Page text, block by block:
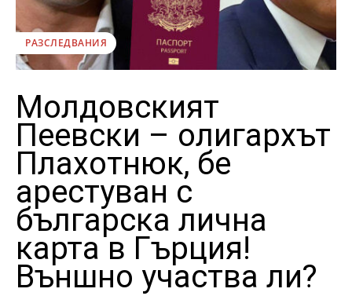
РАЗСЛЕДВАНИЯ
Молдовският
Пеевски – олигархът
Плахотнюк, бе
арестуван с
българска лична
карта в Гърция!
Външно участва ли?